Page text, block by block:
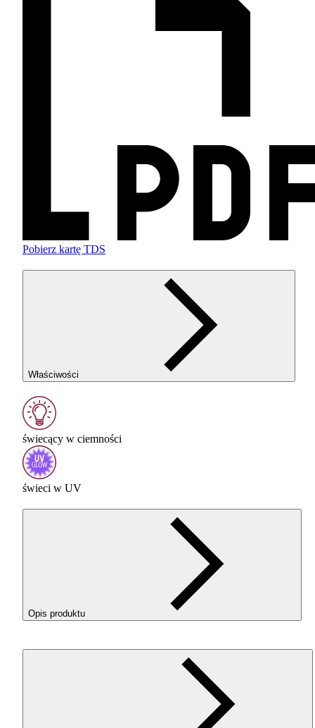
Pobierz kartę TDS
Właściwości
świecący w ciemności
świeci w UV
Opis produktu
ROSA3D ReFillPLAStarter Glow in the Dark w kolorze
Neon Green (Neonowy Zielony) to filament do drukowania
modeli, które po naświetleniu naturalnym lub sztucznym
światłem emitują fosforyzującą poświatę w ciemności.
tworzyć projekty, które przyciągają uwagę nie tylko w dzień,
ale również po zgaszeniu światła. Sprawdzi się w rękach